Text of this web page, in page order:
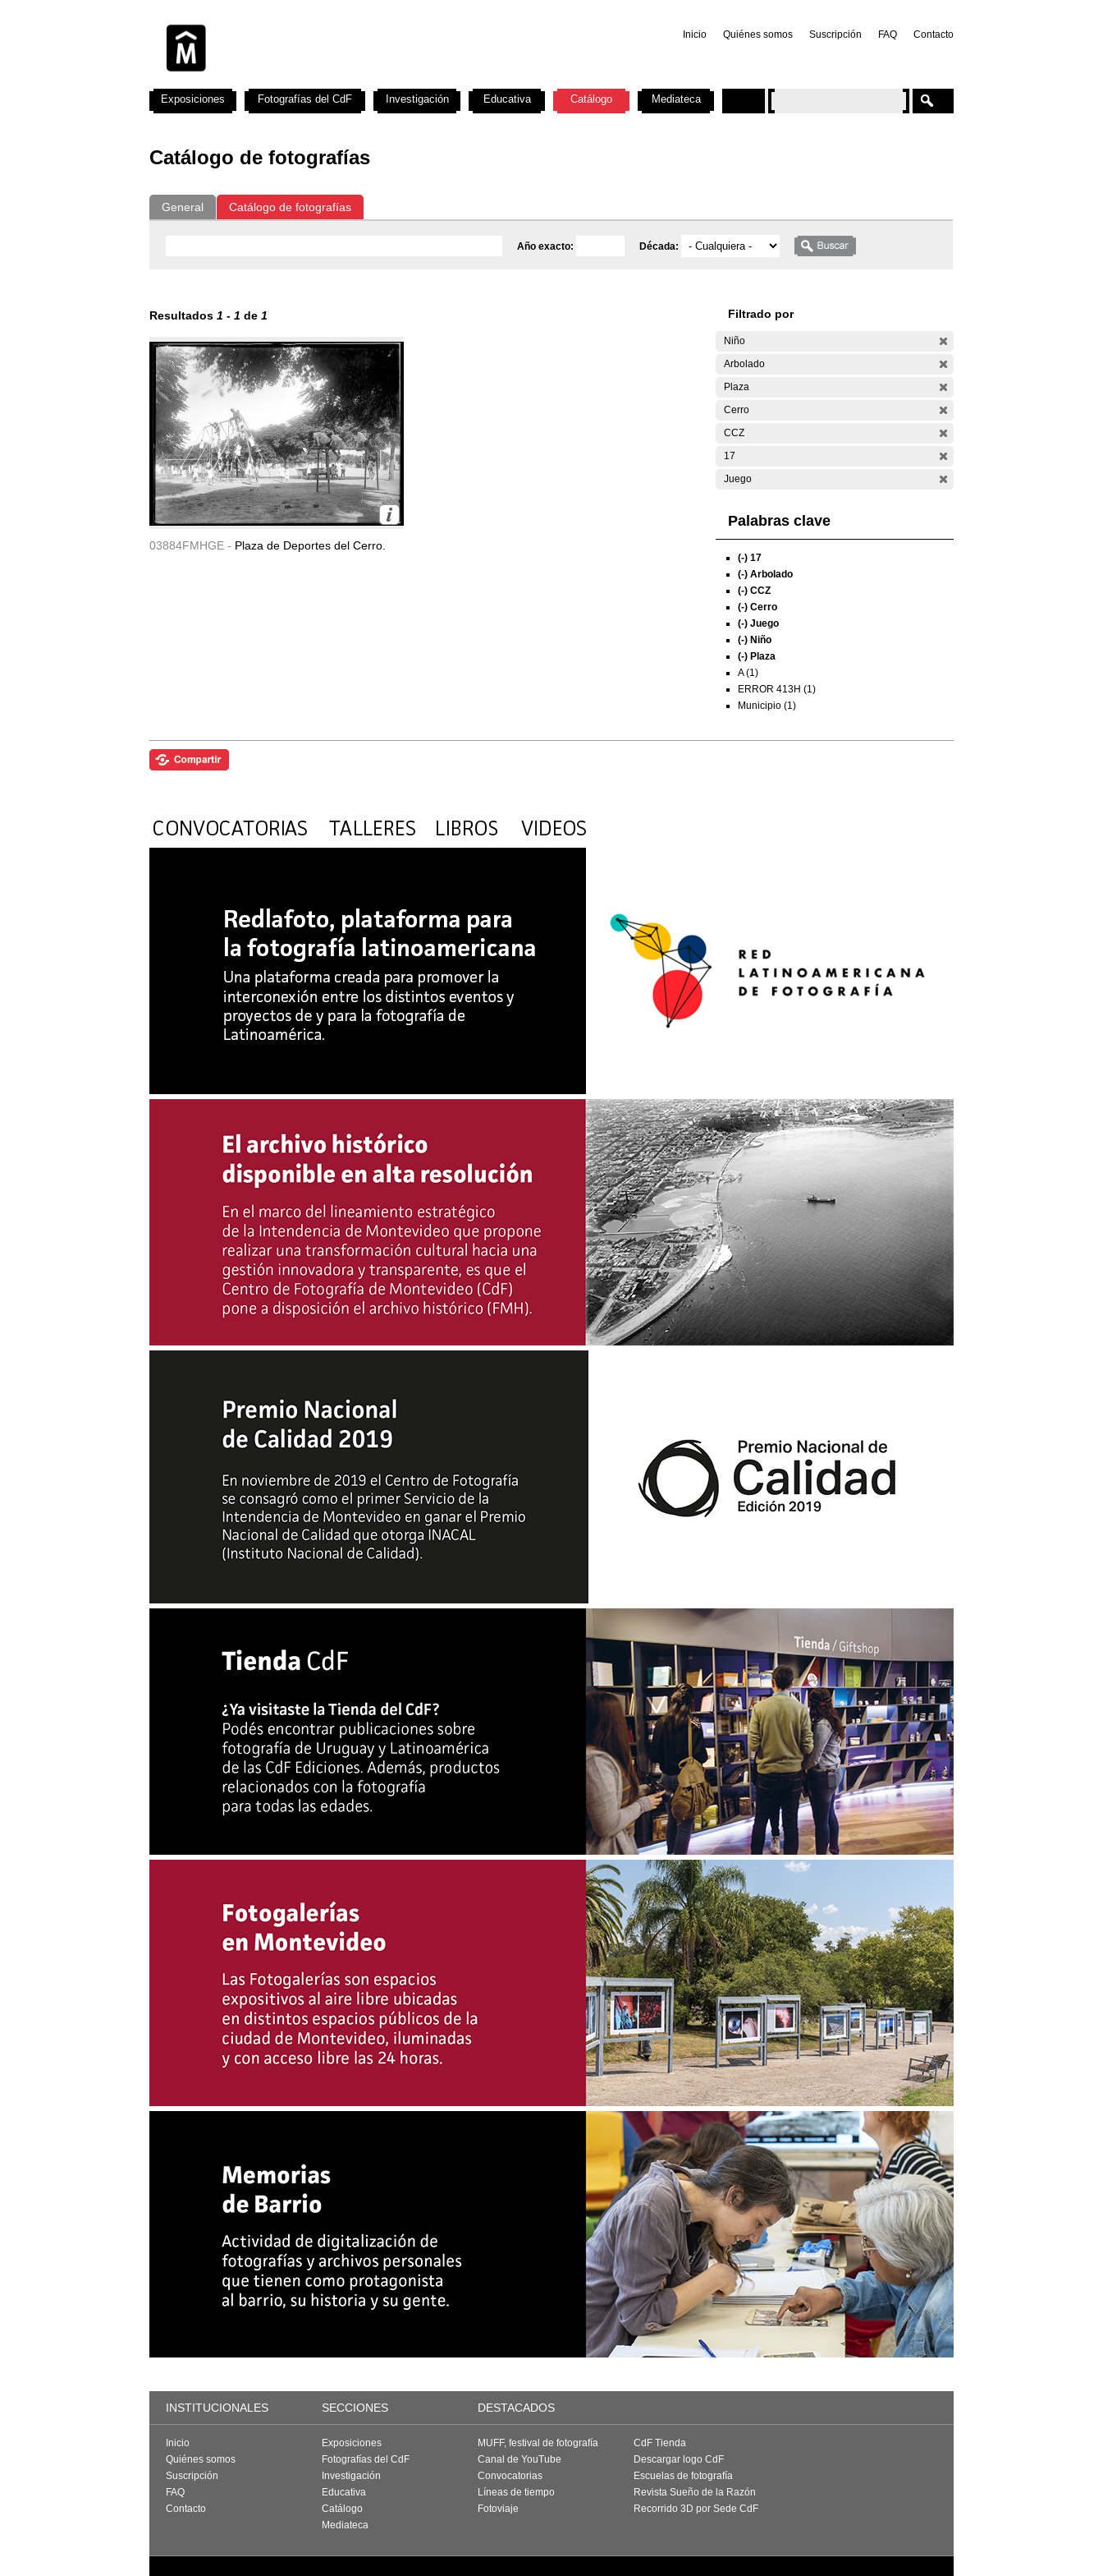
Inicio Quiénes somos Suscripción FAQ Contacto
Catálogo de fotografías
General Catálogo de fotografías
Año exacto: Década:
Resultados 1 - 1 de 1
03884FMHGE - Plaza de Deportes del Cerro.
Filtrado por
Niño
Arbolado
Plaza
Cerro
CCZ
17
Juego
Palabras clave
(-) 17
(-) Arbolado
(-) CCZ
(-) Cerro
(-) Juego
(-) Niño
(-) Plaza
A (1)
ERROR 413H (1)
Municipio (1)
Exposiciones Fotografías del CdF Investigación Educativa Catálogo Mediateca
INSTITUCIONALES SECCIONES DESTACADOS
Inicio
Quiénes somos
Suscripción
FAQ
Contacto
Exposiciones
Fotografías del CdF
Investigación
Educativa
Catálogo
Mediateca
MUFF, festival de fotografía
Canal de YouTube
Convocatorias
Líneas de tiempo
Fotoviaje
CdF Tienda
Descargar logo CdF
Escuelas de fotografía
Revista Sueño de la Razón
Recorrido 3D por Sede CdF